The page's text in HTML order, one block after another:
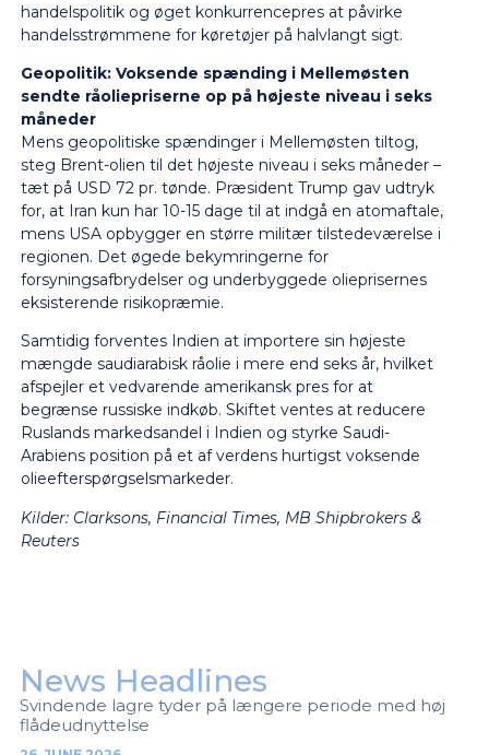
handelspolitik og øget konkurrencepres at påvirke
handelsstrømmene for køretøjer på halvlangt sigt.
Geopolitik: Voksende spænding i Mellemøsten
sendte råoliepriserne op på højeste niveau i seks
måneder
Mens geopolitiske spændinger i Mellemøsten tiltog,
steg Brent-olien til det højeste niveau i seks måneder –
tæt på USD 72 pr. tønde. Præsident Trump gav udtryk
for, at Iran kun har 10-15 dage til at indgå en atomaftale,
mens USA opbygger en større militær tilstedeværelse i
regionen. Det øgede bekymringerne for
forsyningsafbrydelser og underbyggede olieprisernes
eksisterende risikopræmie.
Samtidig forventes Indien at importere sin højeste
mængde saudiarabisk råolie i mere end seks år, hvilket
afspejler et vedvarende amerikansk pres for at
begrænse russiske indkøb. Skiftet ventes at reducere
Ruslands markedsandel i Indien og styrke Saudi-
Arabiens position på et af verdens hurtigst voksende
olieefterspørgselsmarkeder.
Kilder: Clarksons, Financial Times, MB Shipbrokers &
Reuters
News Headlines
Svindende lagre tyder på længere periode med høj
flådeudnyttelse